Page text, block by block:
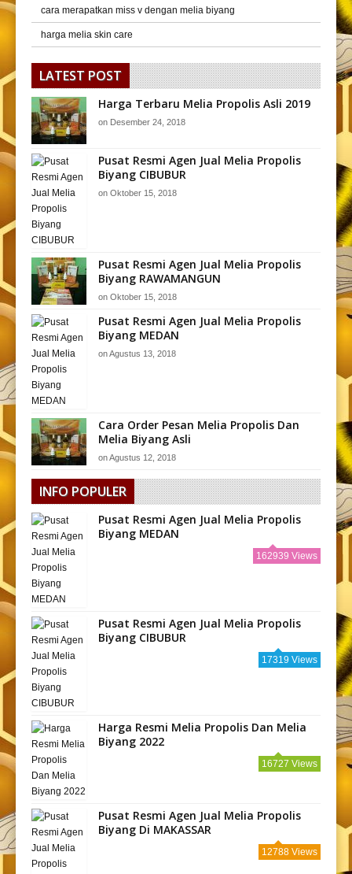
cara merapatkan miss v dengan melia biyang
harga melia skin care
LATEST POST
Harga Terbaru Melia Propolis Asli 2019
on Desember 24, 2018
Pusat Resmi Agen Jual Melia Propolis
Biyang CIBUBUR
on Oktober 15, 2018
Pusat Resmi Agen Jual Melia Propolis
Biyang RAWAMANGUN
on Oktober 15, 2018
Pusat Resmi Agen Jual Melia Propolis
Biyang MEDAN
onAgustus 13, 2018
Cara Order Pesan Melia Propolis Dan
Melia Biyang Asli
onAgustus 12, 2018
INFO POPULER
Pusat Resmi Agen Jual Melia Propolis
Biyang MEDAN
162939 Views
Pusat Resmi Agen Jual Melia Propolis
Biyang CIBUBUR
17319 Views
Harga Resmi Melia Propolis Dan Melia
Biyang 2022
16727 Views
Pusat Resmi Agen Jual Melia Propolis
Biyang Di MAKASSAR
12788 Views